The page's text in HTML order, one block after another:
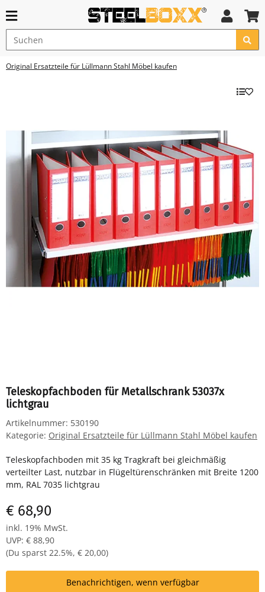
Original Ersatzteile für Lüllmann Stahl Möbel kaufen
Teleskopfachboden für Metallschrank 53037x
lichtgrau
Artikelnummer: 530190
Kategorie: Original Ersatzteile für Lüllmann Stahl Möbel kaufen
Teleskopfachboden mit 35 kg Tragkraft bei gleichmäßig
verteilter Last, nutzbar in Flügeltürenschränken mit Breite 1200
mm, RAL 7035 lichtgrau
€ 68,90
inkl. 19% MwSt.
UVP: € 88,90
(Du sparst 22.5%, € 20,00)
Benachrichtigen, wenn verfügbar